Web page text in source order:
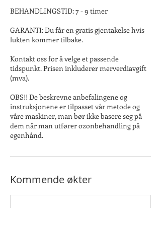
BEHANDLINGSTID: 7 - 9 timer
GARANTI: Du får en gratis gjentakelse hvis
lukten kommer tilbake.
Kontakt oss for å velge et passende
tidspunkt. Prisen inkluderer merverdiavgift
(mva).
OBS!! De beskrevne anbefalingene og
instruksjonene er tilpasset vår metode og
våre maskiner, man bør ikke basere seg på
dem når man utfører ozonbehandling på
egenhånd.
Kommende økter